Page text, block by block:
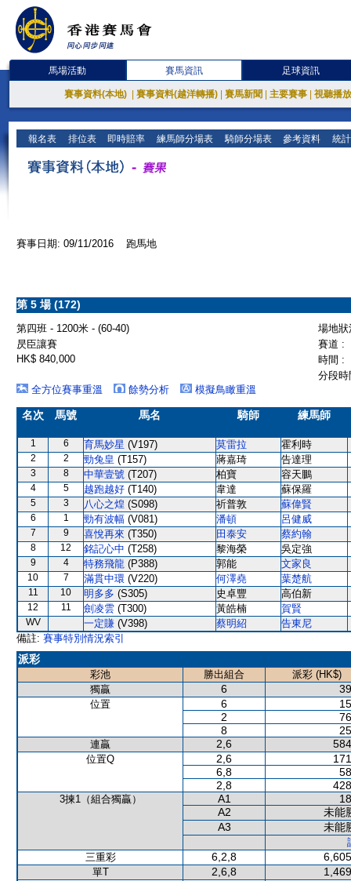
馬場活動 賽馬資訊 足球資訊
賽事資料(本地) 賽事資料(越洋轉播) 賽馬新聞 主要賽事 視聽播
報名表 排位表 即時賠率 練馬師分場表 騎師分場表 參考資料 統
賽事日期: 09/11/2016 跑馬地
第 5 場 (172)
第四班 - 1200米 - (60-40)
場地
昃臣讓賽
賽道 :
HK$ 840,000
時間 :
分段
全方位賽事重溫
餘勢分析 模擬鳥瞰重溫
名次 馬號 馬名 騎師 練馬師
1 6 育馬妙星 (V197) 莫雷拉 霍利時
2 2 勁兔皇 (T157) 蔣嘉琦 告達理
3 8 中華壹號 (T207) 柏寶 容天鵬
4 5 越跑越好 (T140) 韋達 蘇保羅
5 3 八心之煌 (S098) 祈普敦 蘇偉賢
6 1 勁有波幅 (V081) 潘頓 呂健威
7 9 喜悅再來 (T350) 田泰安 蔡約翰
8 12 銘記心中 (T258) 黎海榮 吳定強
9 4 特務飛龍 (P388) 郭能 文家良
10 7 滿貫中環 (V220) 何澤堯 葉楚航
11 10 明多多 (S305) 史卓豐 高伯新
12 11 劍凌雲 (T300) 黃皓楠 賀賢
WV 一定賺 (V398) 蔡明紹
告東尼
備註: 賽事特別情況索引
派彩
彩池 勝出組合
派彩 (HK$)
獨贏
6
位置 6
2
8
連贏 2,6
位置Q 2,6
6,8
2,8
3揀1（組合獨贏） A1
A2
未能
A3
未能
三重彩
6,2,8
單T 2,6,8